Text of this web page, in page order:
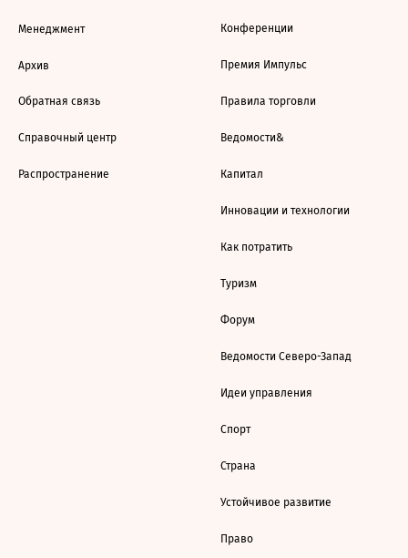
Менеджмент
Архив
Обратная связь
Справочный центр
Распространение
Конференции
Премия Импульс
Правила торговли
Ведомости&
Капитал
Инновации и технологии
Как потратить
Туризм
Форум
Ведомости Северо-Запад
Идеи управления
Спорт
Страна
Устойчивое развитие
Право